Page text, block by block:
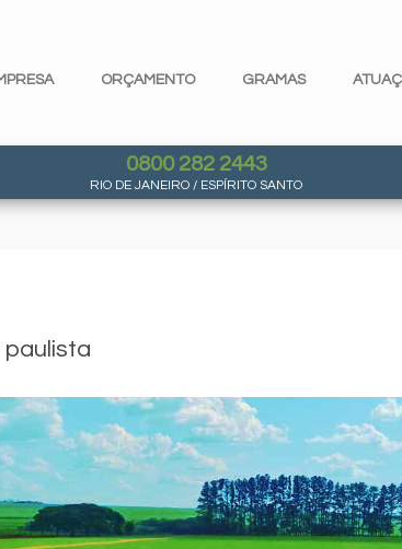
ORÇAMENTO GRAMAS
0800 282 2443
RIO DE JANEIRO / ESPÍRITO SANTO
paulista